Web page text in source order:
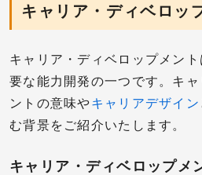
キャリア・ディベロッ
キャリア・ディベロップメン
要な能力開発の一つです。キ
ントの意味やキャリアデザイン
む背景をご紹介いたします。
キャリア・ディベロップメ